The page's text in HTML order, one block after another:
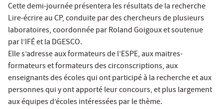
Cette demi-journée présentera les résultats de la recherche
Lire-écrire au CP, conduite par des chercheurs de plusieurs
laboratoires, coordonnée par Roland Goigoux et soutenue
par l’IFÉ et la DGESCO.
Elle s’adresse aux formateurs de l’ESPE, aux maitres-
formateurs et formateurs des circonscriptions, aux
enseignants des écoles qui ont participé à la recherche et aux
personnes qui y ont apporté leur concours, et plus largement
aux équipes d’écoles intéressées par le thème.